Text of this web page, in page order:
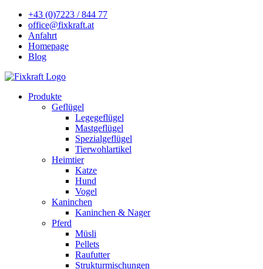
+43 (0)7223 / 844 77
office@fixkraft.at
Anfahrt
Homepage
Blog
Produkte
Geflügel
Legegeflügel
Mastgeflügel
Spezialgeflügel
Tierwohlartikel
Heimtier
Katze
Hund
Vogel
Kaninchen
Kaninchen & Nager
Pferd
Müsli
Pellets
Raufutter
Strukturmischungen